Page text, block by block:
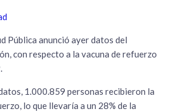
Pública anunció ayer datos del
con respecto a la vacuna de refuerzo
1.000.859 personas recibieron la
lo que llevaría a un 28% de la